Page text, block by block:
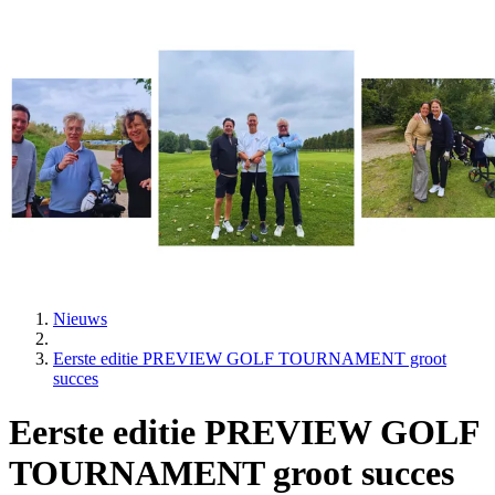
Nieuws
Eerste editie PREVIEW GOLF TOURNAMENT groot
succes
Eerste editie PREVIEW GOLF
TOURNAMENT groot succes